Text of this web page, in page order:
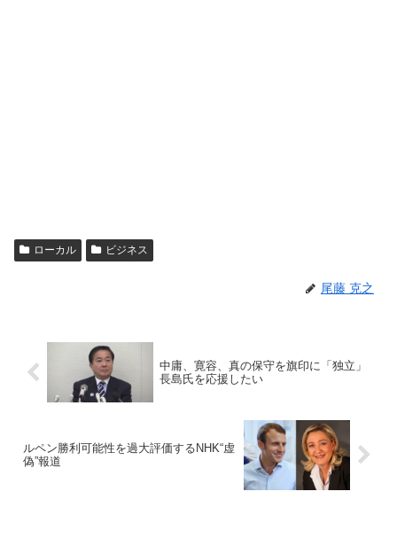
ローカル ビジネス
尾藤 克之
中庸、寛容、真の保守を旗印に「独立」
長島氏を応援したい
ルペン勝利可能性を過大評価するNHK“虚
偽”報道